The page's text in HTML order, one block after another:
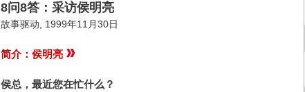
8问8答：采访侯明亮
故事驱动, 1999年11月30日
简介：侯明亮
侯总，最近您在忙什么？